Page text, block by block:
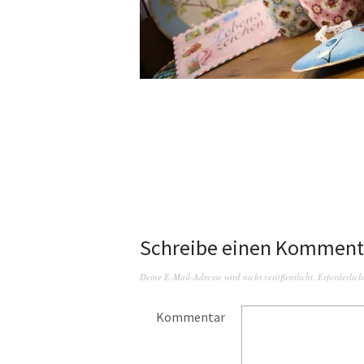
Schreibe einen
Deine E-Mail-Adresse wird nicht veröffentlicht.
Kommentar